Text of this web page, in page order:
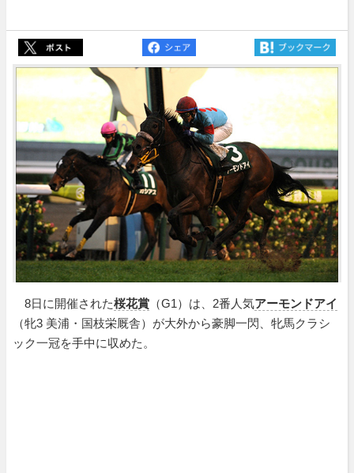
8日に開催された桜花賞 （G1）は、2番人気アーモンドアイ
（牝3 美浦・国枝栄厩舎）が大外から豪脚一閃、牝馬クラシ
ック一冠を手中に収めた。